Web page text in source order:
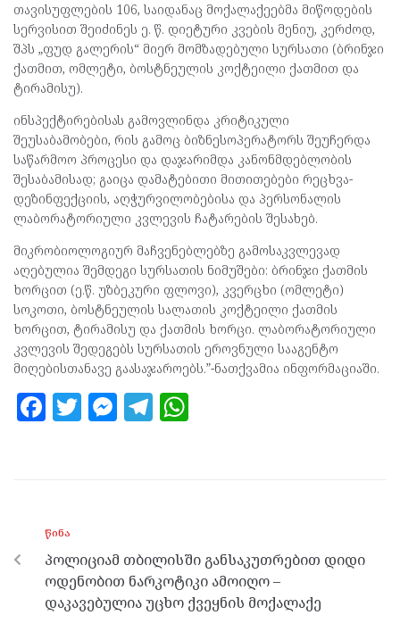
თავისუფლების 106, საიდანაც მოქალაქეებმა მიწოდების
სერვისით შეიძინეს ე. წ. დიეტური კვების მენიუ, კერძოდ,
შპს „ფუდ გალერის“ მიერ მომზადებული სურსათი (ბრინჯი
ქათმით, ომლეტი, ბოსტნეულის კოქტეილი ქათმით და
ტირამისუ).
ინსპექტირებისას გამოვლინდა კრიტიკული
შეუსაბამობები, რის გამოც ბიზნესოპერატორს შეუჩერდა
საწარმოო პროცესი და დაჯარიმდა კანონმდებლობის
შესაბამისად; გაიცა დამატებითი მითითებები რეცხვა-
დეზინფექციის, აღჭურვილობებისა და პერსონალის
ლაბორატორიული კვლევის ჩატარების შესახებ.
მიკრობიოლოგიურ მაჩვენებლებზე გამოსაკვლევად
აღებულია შემდეგი სურსათის ნიმუშები: ბრინჯი ქათმის
ხორცით (ე.წ. უზბეკური ფლოვი), კვერცხი (ომლეტი)
სოკოთი, ბოსტნეულის სალათის კოქტეილი ქათმის
ხორცით, ტირამისუ და ქათმის ხორცი. ლაბორატორიული
კვლევის შედეგებს სურსათის ეროვნული სააგენტო
მიღებისთანავე გაასაჯაროებს.”-ნათქვამია ინფორმაციაში.
F
o
o
k
T M
er
T
m p
p
ᲬᲘᲜᲐ
პოლიციამ თბილისში განსაკუთრებით დიდი
ოდენობით ნარკოტიკი ამოიღო –
დაკავებულია უცხო ქვეყნის მოქალაქე